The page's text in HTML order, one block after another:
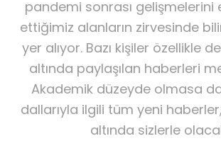
pandemi sonrası gelişmelerini
ettiğimiz alanların zirvesinde
yer alıyor. Bazı kişiler özellikle
altında paylaşılan haberleri
Akademik düzeyde olmasa
dallarıyla ilgili tüm yeni
altında sizlerle